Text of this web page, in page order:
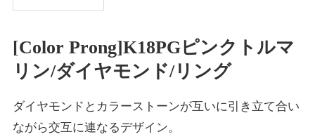
[Color Prong]K18PGピンクトルマ
リン/ダイヤモンド/リング
ダイヤモンドとカラーストーンが互いに引き立て合い
ながら交互に連なるデザイン。